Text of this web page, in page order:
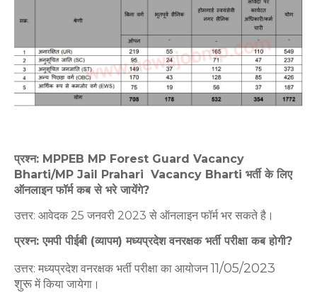
प्रश्न: MPPEB MP Forest Guard Vacancy
Bharti/MP Jail Prahari Vacancy Bharti भर्ती के लिए
ऑनलाइन फॉर्म कब से भरे जायेंगे?
उत्तर: आवेदक 25 जनवरी 2023 से ऑनलाइन फॉर्म भर सकते है।
प्रश्न: एमपी पीईबी (व्यापम) मध्यप्रदेश वनरक्षक भर्ती परीक्षा कब होगी?
उत्तर: मध्यप्रदेश वनरक्षक भर्ती परीक्षा का आयोजन11/05/2023
शुरूमें किया जायेगा।